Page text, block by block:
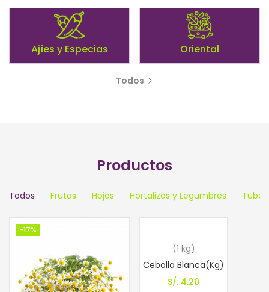
Ajíes y Especias Oriental
Todos
Productos
Todos Frutas Hojas Hortalizas y Legumbres
-17%
(1 kg)
Cebolla Blanca(Kg)
S/. 4.20